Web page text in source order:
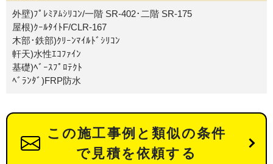
外壁)ﾌﾟﾚﾐｱﾑｼﾘｺﾝ/一階 SR-402･二階 SR-175
屋根)ｸｰﾙﾀｲﾄF/CLR-167
木部･鉄部)ｸﾘｰﾝﾏｲﾙﾄﾞｼﾘｺﾝ
軒天)水性ｴｺﾌｧｲﾝ
基礎)ﾍﾞｰｽﾌﾟﾛﾃｸﾄ
ﾍﾞﾗﾝﾀﾞ)FRP防水
この施工事例と類似の条件
で見積を依頼する